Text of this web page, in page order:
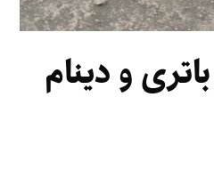
و دینام